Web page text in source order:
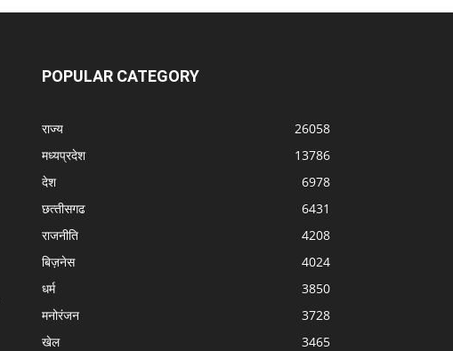
POPULAR CATEGORY
राज्‍य
26058
मध्यप्रदेश
13786
देश
6978
छत्‍तीसगढ
6431
राजनीति
4208
बिज़नेस
4024
धर्म
3850
मनोरंजन
3728
खेल
3465